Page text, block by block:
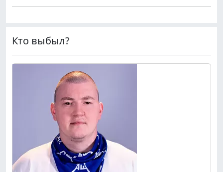
Кто выбыл?